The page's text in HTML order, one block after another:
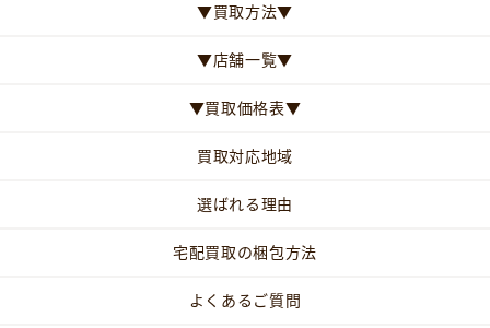
▼買取方法▼
▼店舗一覧▼
▼買取価格表▼
買取対応地域
選ばれる理由
宅配買取の梱包方法
よくあるご質問